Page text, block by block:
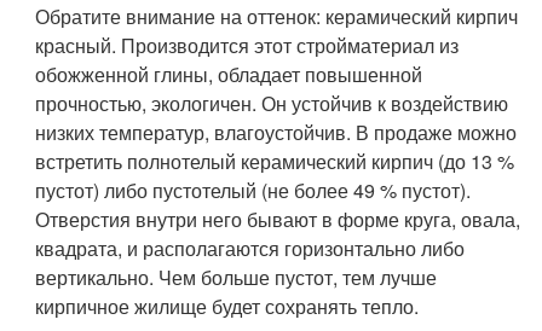
Обратите внимание на оттенок: керамический кирпич
красный. Производится этот стройматериал из
обожженной глины, обладает повышенной
прочностью, экологичен. Он устойчив к воздействию
низких температур, влагоустойчив. В продаже можно
встретить полнотелый керамический кирпич (до 13 %
пустот) либо пустотелый (не более 49 % пустот).
Отверстия внутри него бывают в форме круга, овала,
квадрата, и располагаются горизонтально либо
вертикально. Чем больше пустот, тем лучше
кирпичное жилище будет сохранять тепло.